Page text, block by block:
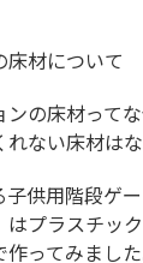
床材について
ンの床材って
れない床材は
子供用階段ゲ
はプラスチッ
ってみました